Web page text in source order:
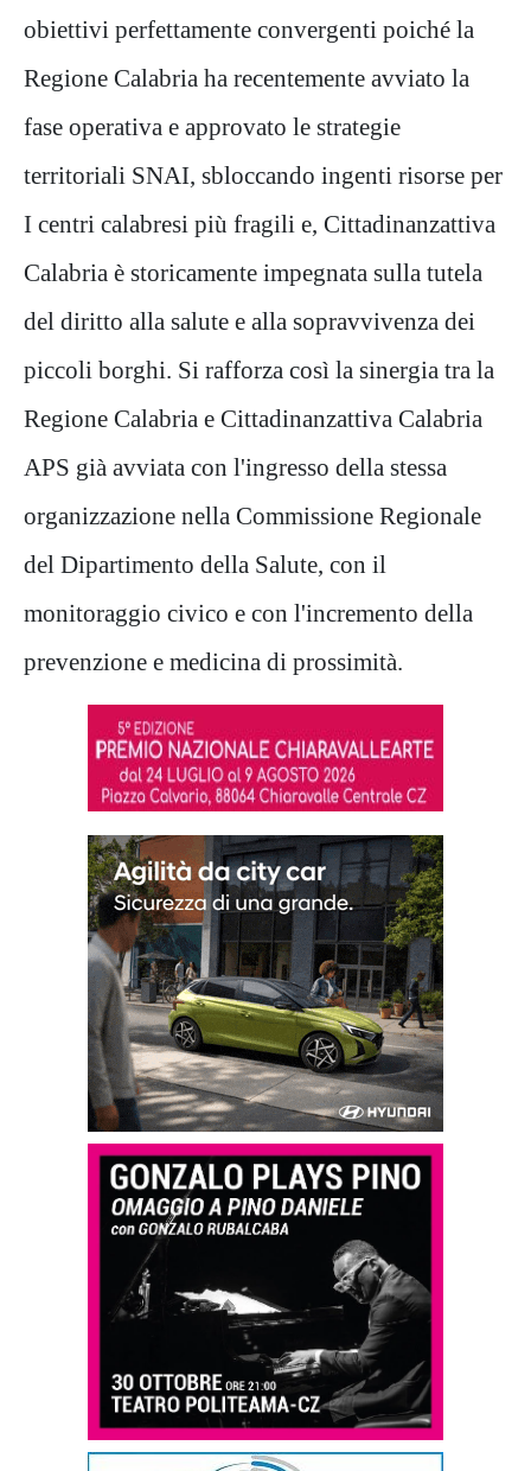
obiettivi perfettamente convergenti poiché la
Regione Calabria ha recentemente avviato la
fase operativa e approvato le strategie
territoriali SNAI, sbloccando ingenti risorse per
I centri calabresi più fragili e, Cittadinanzattiva
Calabria è storicamente impegnata sulla tutela
del diritto alla salute e alla sopravvivenza dei
piccoli borghi. Si rafforza così la sinergia tra la
Regione Calabria e Cittadinanzattiva Calabria
APS già avviata con l'ingresso della stessa
organizzazione nella Commissione Regionale
del Dipartimento della Salute, con il
monitoraggio civico e con l'incremento della
prevenzione e medicina di prossimità.